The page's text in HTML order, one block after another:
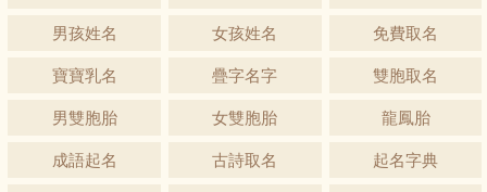
男孩姓名 女孩姓名 免費取名
寶寶乳名 疊字名字 雙胞取名
男雙胞胎 女雙胞胎 龍鳳胎
成語起名 古詩取名 起名字典